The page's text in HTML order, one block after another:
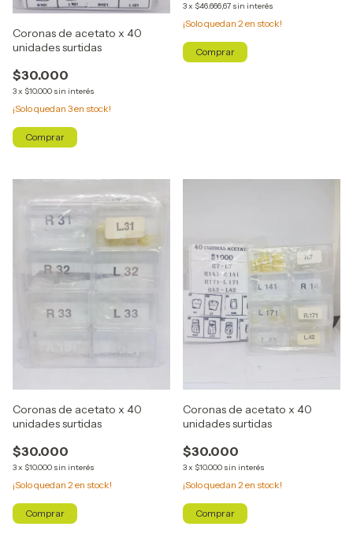
Coronas de acetato x 40
unidades surtidas
$30.000
3x $10.000 sin interés
¡Solo quedan 3en stock!
3x $46.666,67 sin interés
¡Solo quedan 2en stock!
Coronas de acetato x 40
unidades surtidas
$30.000
3x $10.000 sin interés
¡Solo quedan 2en stock!
Coronas de acetato x 40
unidades surtidas
$30.000
3x $10.000 sin interés
¡Solo quedan 2en stock!